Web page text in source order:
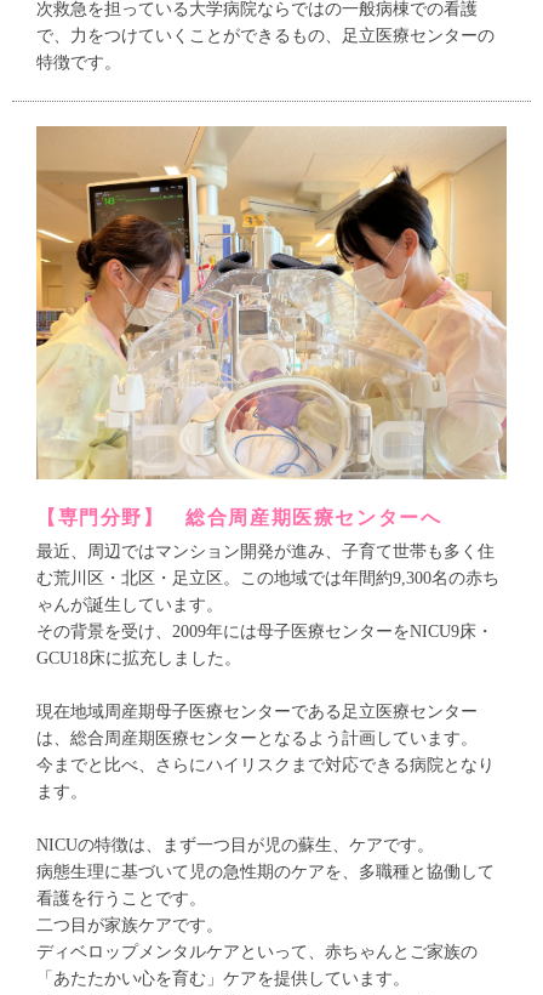
次救急を担っている大学病院ならではの一般病棟での看護
で、力をつけていくことができるもの、足立医療センターの
特徴です。
【専門分野】 総合周産期医療センターへ
最近、周辺ではマンション開発が進み、子育て世帯も多く住
む荒川区・北区・足立区。この地域では年間約9,300名の赤ち
ゃんが誕生しています。
その背景を受け、2009年には母子医療センターをNICU9床・
GCU18床に拡充しました。
現在地域周産期母子医療センターである足立医療センター
は、総合周産期医療センターとなるよう計画しています。
今までと比べ、さらにハイリスクまで対応できる病院となり
ます。
NICUの特徴は、まず一つ目が児の蘇生、ケアです。
病態生理に基づいて児の急性期のケアを、多職種と協働して
看護を行うことです。
二つ目が家族ケアです。
ディベロップメンタルケアといって、赤ちゃんとご家族の
「あたたかい心を育む」ケアを提供しています。